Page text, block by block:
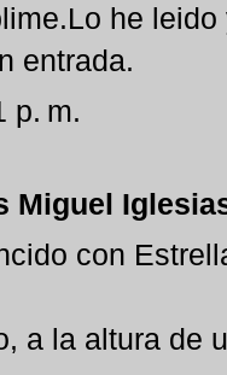
he leido
entrada.
p. m.
Miguel
con
a la altura de